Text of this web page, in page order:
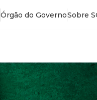
Órgão do GovernoSobre